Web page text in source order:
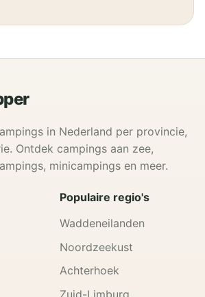
in Nederland per provincie,
Ontdek campings aan zee,
minicampings en meer.
Populaire regio's
Waddeneilanden
Noordzeekust
Achterhoek
Zuid-Limburg